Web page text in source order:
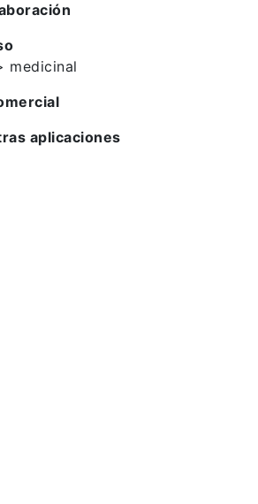
medicinal
aplicaciones